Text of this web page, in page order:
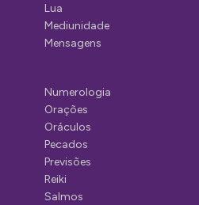
Lua
Mediunidade
Mensagens
Numerologia
Orações
Oráculos
Pecados
Previsões
Reiki
Salmos